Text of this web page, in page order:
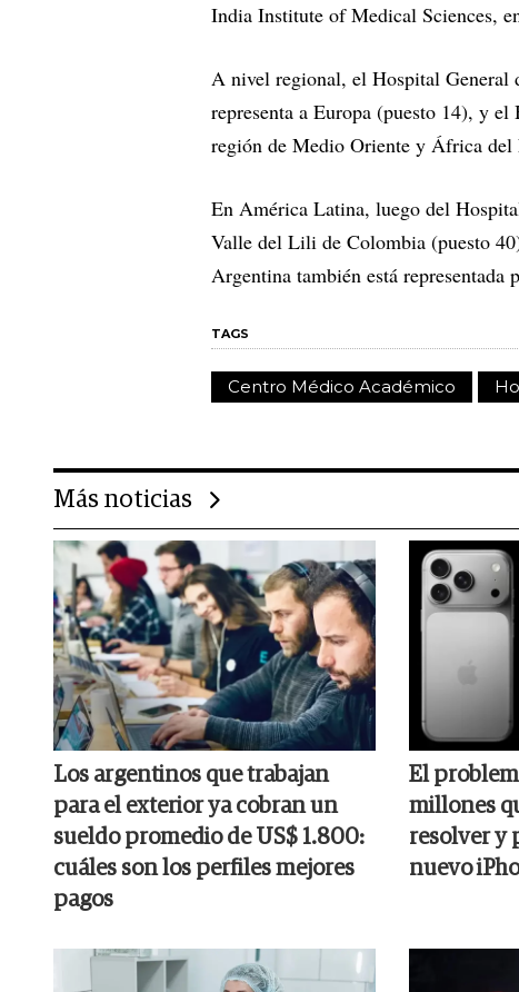
India Institute of Medical Sciences,
A nivel regional, el Hospital General
representa a Europa (puesto 14), y
región de Medio Oriente y África del
En América Latina, luego del
Valle del Lili de Colombia (puesto
Argentina también está
TAGS
Centro Médico Académico
Más noticias
Los argentinos que trabajan
para el exterior ya cobran un
sueldo promedio de US$ 1.800:
cuáles son los perfiles mejores
pagos
El
millones
resolver y
nuevo